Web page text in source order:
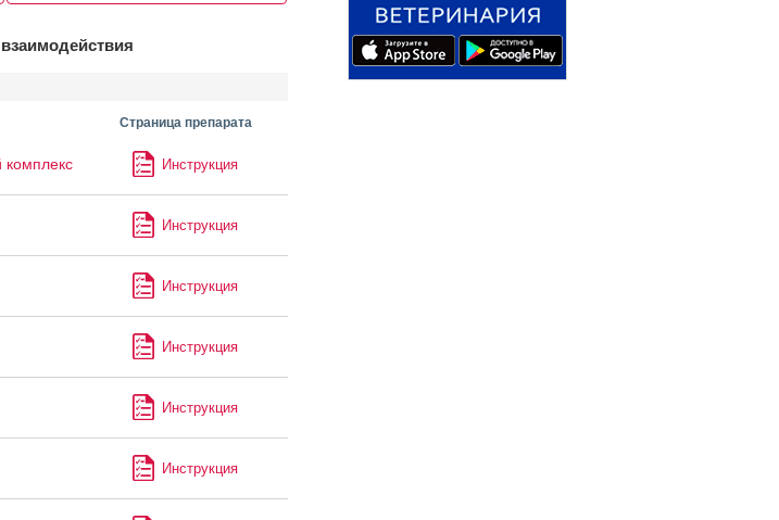
Страница препарата
Инструкция
Инструкция
Инструкция
Инструкция
Инструкция
Инструкция